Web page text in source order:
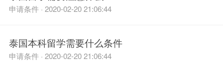
申请条件 · 2020-02-20 21:06:44
泰国本科留学需要什么条件
申请条件 · 2020-02-20 21:06:44